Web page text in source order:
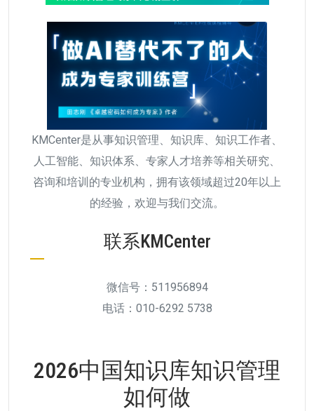
KMCenter是从事知识管理、知识库、知识工作者、
人工智能、知识体系、专家人才培养等相关研究、
咨询和培训的专业机构，拥有该领域超过20年以上
的经验，欢迎与我们交流。
联系KMCenter
微信号：511956894
电话：010-6292 5738
2026中国知识库知识管理
如何做